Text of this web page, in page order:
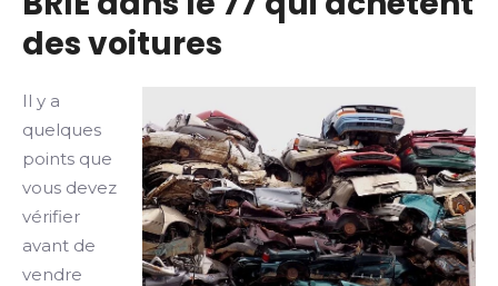
des voitures
Il y a
quelques
points que
vous devez
vérifier
avant de
vendre